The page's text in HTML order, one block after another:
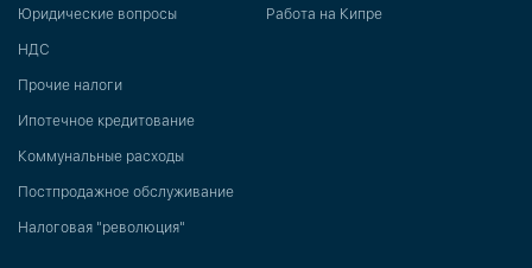
Юридические вопросы
НДС
Прочие налоги
Ипотечное кредитование
Коммунальные расходы
Постпродажное обслуживание
Налоговая "революция"
Работа на Кипре